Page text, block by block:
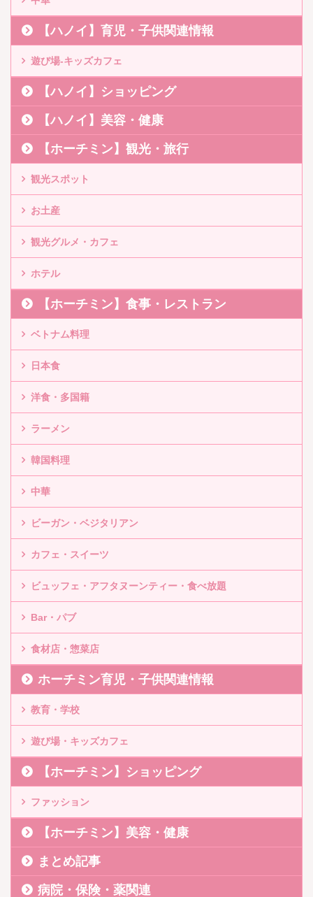
【ハノイ】育児・子供関連情報
遊び場-キッズカフェ
【ハノイ】ショッピング
【ハノイ】美容・健康
【ホーチミン】観光・旅行
観光スポット
お土産
観光グルメ・カフェ
ホテル
【ホーチミン】食事・レストラン
ベトナム料理
日本食
洋食・多国籍
ラーメン
韓国料理
中華
ビーガン・ベジタリアン
カフェ・スイーツ
ビュッフェ・アフタヌーンティー・食べ放題
Bar・パブ
食材店・惣菜店
ホーチミン育児・子供関連情報
教育・学校
遊び場・キッズカフェ
【ホーチミン】ショッピング
ファッション
【ホーチミン】美容・健康
まとめ記事
病院・保険・薬関連